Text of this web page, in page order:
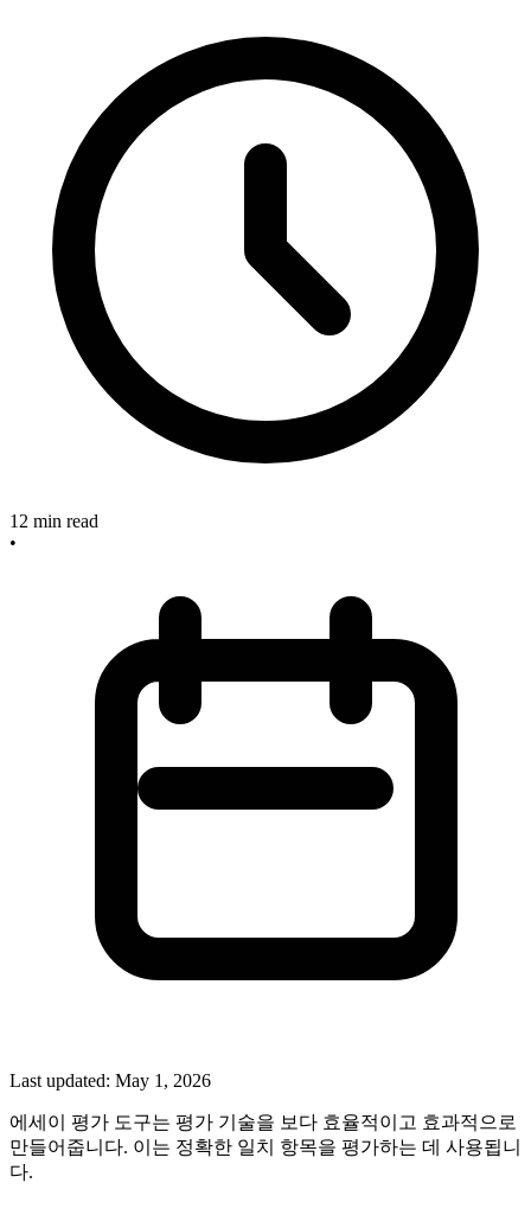
12 min read
•
Last updated: May 1, 2026
에세이 평가 도구는 평가 기술을 보다 효율적이고 효과적으로
만들어줍니다. 이는 정확한 일치 항목을 평가하는 데 사용됩니
다.